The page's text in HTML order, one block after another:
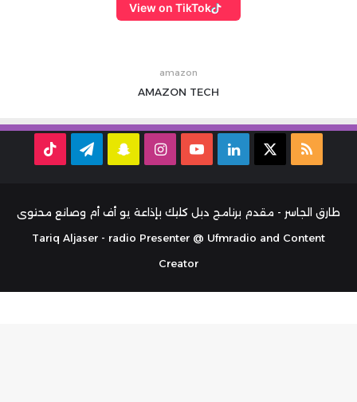
View on TikTok
amazon
AMAZON TECH
ملخص
RSS
لينكدإن ‫YouTubeانستقرامسناب تيلقرام
طارق الجاسر - مقدم برنامج دبل كليك بإذاعة يو أف أم وصانع محتوى
Tariq Aljaser - radio Presenter @ Ufmradio and Content
Creator